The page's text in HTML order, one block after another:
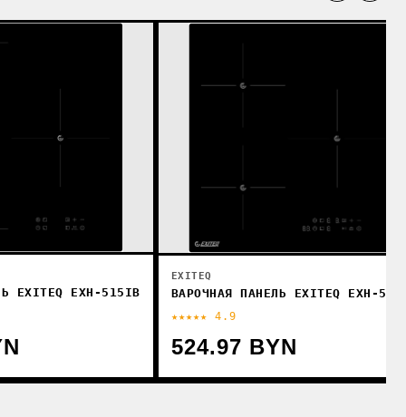
EXITEQ EXH-515IB
EXITEQ
ВАРОЧНАЯ ПАНЕЛЬ EXITEQ EXH-
★★★★★ 4.9
524.97 BYN